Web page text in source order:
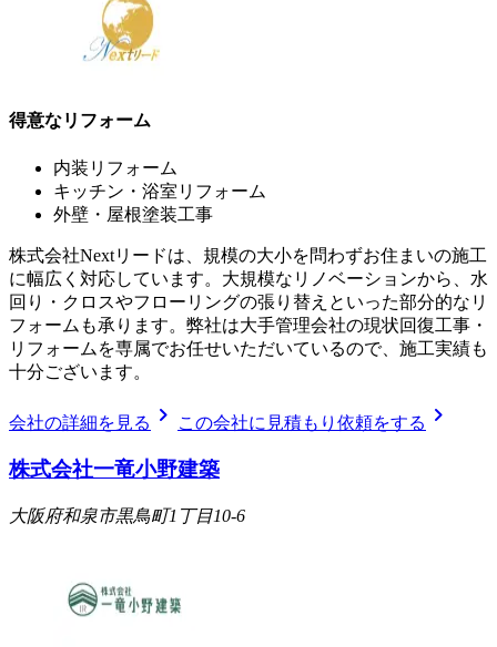
得意なリフォーム
内装リフォーム
キッチン・浴室リフォーム
外壁・屋根塗装工事
株式会社Nextリードは、規模の大小を問わずお住まいの施工
に幅広く対応しています。大規模なリノベーションから、水
回り・クロスやフローリングの張り替えといった部分的なリ
フォームも承ります。弊社は大手管理会社の現状回復工事・
リフォームを専属でお任せいただいているので、施工実績も
十分ございます。
会社の詳細を見る chevron_right この会社に見積もり依頼をする chevron_right
株式会社一竜小野建築
大阪府和泉市黒鳥町1丁目10-6